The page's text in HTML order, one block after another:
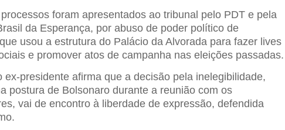
foram apresentados ao tribunal pelo PDT e pela
da Esperança, por abuso de poder político de
usou a estrutura do Palácio da Alvorada para fazer lives
e promover atos de campanha nas eleições passadas.
ex-presidente afirma que a decisão pela inelegibilidade,
postura de Bolsonaro durante a reunião com os
vai de encontro à liberdade de expressão, defendida